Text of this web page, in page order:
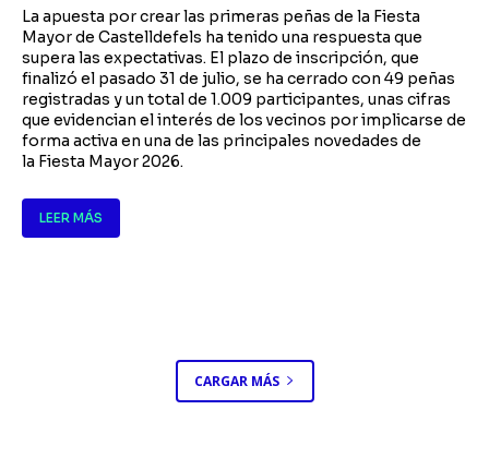
La apuesta por crear las primeras peñas de la Fiesta
Mayor de Castelldefels ha tenido una respuesta que
supera las expectativas. El plazo de inscripción, que
finalizó el pasado 31 de julio, se ha cerrado con 49 peñas
registradas y un total de 1.009 participantes, unas cifras
que evidencian el interés de los vecinos por implicarse de
forma activa en una de las principales novedades de
la Fiesta Mayor 2026.
LEER MÁS
CARGAR MÁS